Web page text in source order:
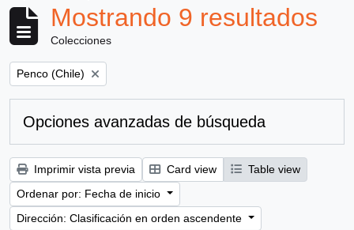
Mostrando 9 resultados
Colecciones
Remove filter:
Penco (Chile)
Opciones avanzadas de búsqueda
Imprimir vista previa Card view
Table view
Ordenar por: Fecha de inicio
Dirección: Clasificación en orden ascendente